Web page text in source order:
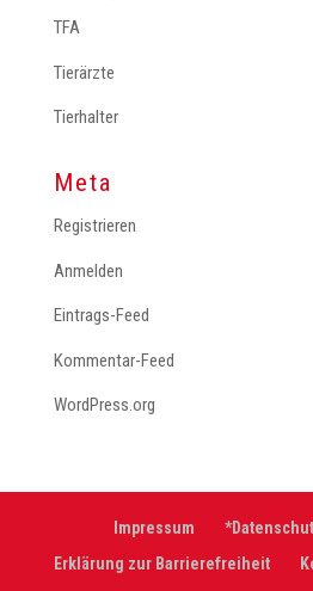
TFA
Tierärzte
Tierhalter
Meta
Registrieren
Anmelden
Eintrags-Feed
Kommentar-Feed
WordPress.org
Impressum
Erklärung zur Barrierefreiheit